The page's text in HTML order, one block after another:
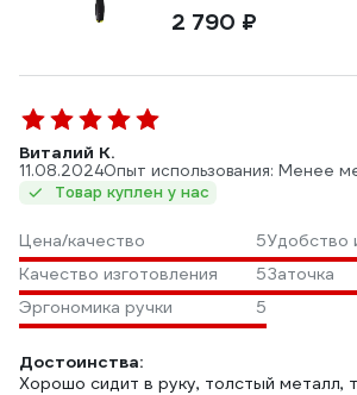
2 790 ₽
Виталий К.
11.08.2024Опыт использования: Менее
Товар куплен у нас
Цена/качество 5Удобство
Качество изготовления
5Заточка
Эргономика ручки
5
Достоинства:
Хорошо сидит в руку, толстый металл,